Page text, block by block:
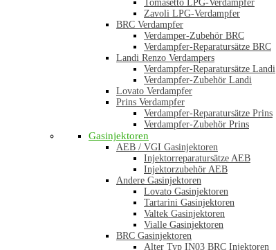
Tomasetto LPG-Verdampfer
Zavoli LPG-Verdampfer
BRC Verdampfer
Verdamper-Zubehör BRC
Verdampfer-Reparatursätze BRC
Landi Renzo Verdampers
Verdampfer-Reparatursätze Landi
Verdampfer-Zubehör Landi
Lovato Verdampfer
Prins Verdampfer
Verdampfer-Reparatursätze Prins
Verdampfer-Zubehör Prins
Gasinjektoren
AEB / VGI Gasinjektoren
Injektorreparatursätze AEB
Injektorzubehör AEB
Andere Gasinjektoren
Lovato Gasinjektoren
Tartarini Gasinjektoren
Valtek Gasinjektoren
Vialle Gasinjektoren
BRC Gasinjektoren
Alter Typ IN03 BRC Injektoren